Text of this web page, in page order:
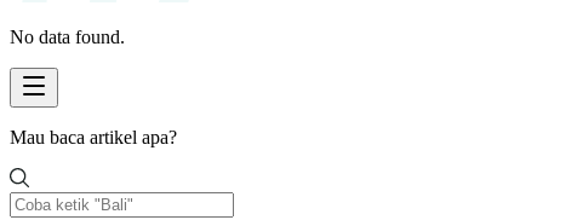
No data found.
Mau baca artikel apa?